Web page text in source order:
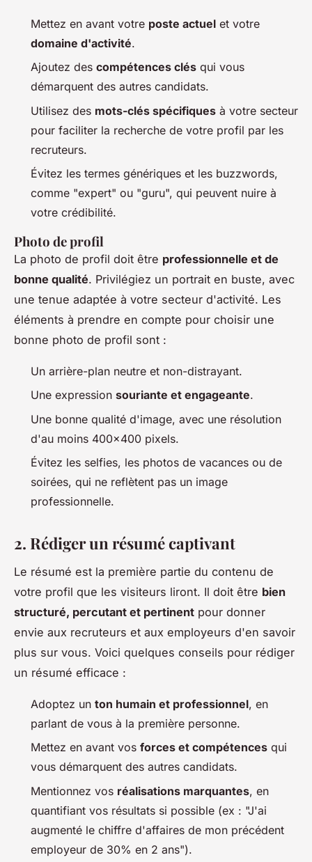
Mettez en avant votre poste actuel et votre
domaine d'activité.
Ajoutez des compétences clés qui vous
démarquent des autres candidats.
Utilisez des mots-clés spécifiques à votre secteur
pour faciliter la recherche de votre profil par les
recruteurs.
Évitez les termes génériques et les buzzwords,
comme "expert" ou "guru", qui peuvent nuire à
votre crédibilité.
Photo de profil
La photo de profil doit être professionnelle et de
bonne qualité. Privilégiez un portrait en buste, avec
une tenue adaptée à votre secteur d'activité. Les
éléments à prendre en compte pour choisir une
bonne photo de profil sont :
Un arrière-plan neutre et non-distrayant.
Une expression souriante et engageante.
Une bonne qualité d'image, avec une résolution
d'au moins 400x400 pixels.
Évitez les selfies, les photos de vacances ou de
soirées, qui ne reflètent pas un image
professionnelle.
2. Rédiger un résumé captivant
Le résumé est la première partie du contenu de
votre profil que les visiteurs liront. Il doit être bien
structuré, percutant et pertinent pour donner
envie aux recruteurs et aux employeurs d'en savoir
plus sur vous. Voici quelques conseils pour rédiger
un résumé efficace :
Adoptez un ton humain et professionnel, en
parlant de vous à la première personne.
Mettez en avant vos forces et compétences qui
vous démarquent des autres candidats.
Mentionnez vos réalisations marquantes, en
quantifiant vos résultats si possible (ex : "J'ai
augmenté le chiffre d'affaires de mon précédent
employeur de 30% en 2 ans").